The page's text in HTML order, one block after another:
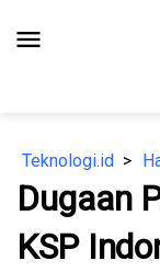
menu
Teknologi.id
Dugaan
KSP